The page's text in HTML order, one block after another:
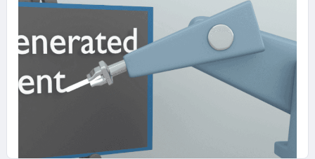
17 FEBBRAIO 2026
Thought Leadership aziendale:
significato e vantaggi strategici